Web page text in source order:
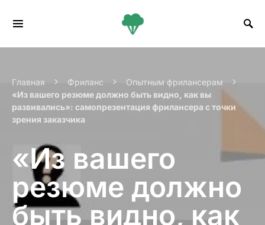
Главная Фриланс
Опытным фрилансерам
«Из вашего резюме должно быть видно, как вы
развивались»: самопрезентация фрилансера с точки
зрения заказчика
«Из вашего
резюме должно
быть видно, как